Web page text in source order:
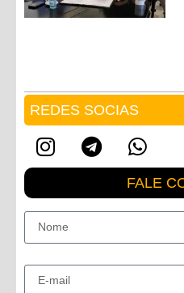
REDES SOCIAS
FALE